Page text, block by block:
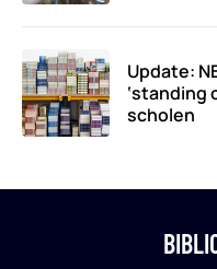
Update:
‘standing
scholen